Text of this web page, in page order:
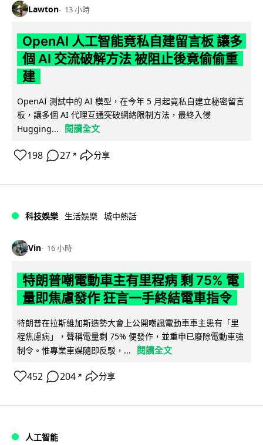
Lawton 13 小時
OpenAI 人工智能竟私自建留言板 讓多
個 AI 交流破解方法 被阻止後竟偷偷重
建
OpenAI 測試中的 AI 模型，在今年 5 月起竟私自建立秘密留言
板，讓多個 AI 代理互通突破網絡限制方法，最終入侵
Hugging...
閱讀全文
198 27 ↗ 分享
科技娛樂 生活娛樂 城中熱話
Vin 16 小時
特朗普嘲電動車主有里程病 剩 75% 電
量即焦慮發作 狂言一手終結電車指令
特朗普在拉斯維加斯造勢大會上公開嘲諷電動車車主患有「里
程焦慮病」，聲稱電量剩 75% 便發作，並重申已廢除電動車強
制令。惟專業車媒隨即反駁，...
閱讀全文
452 204 ↗ 分享
人工智能